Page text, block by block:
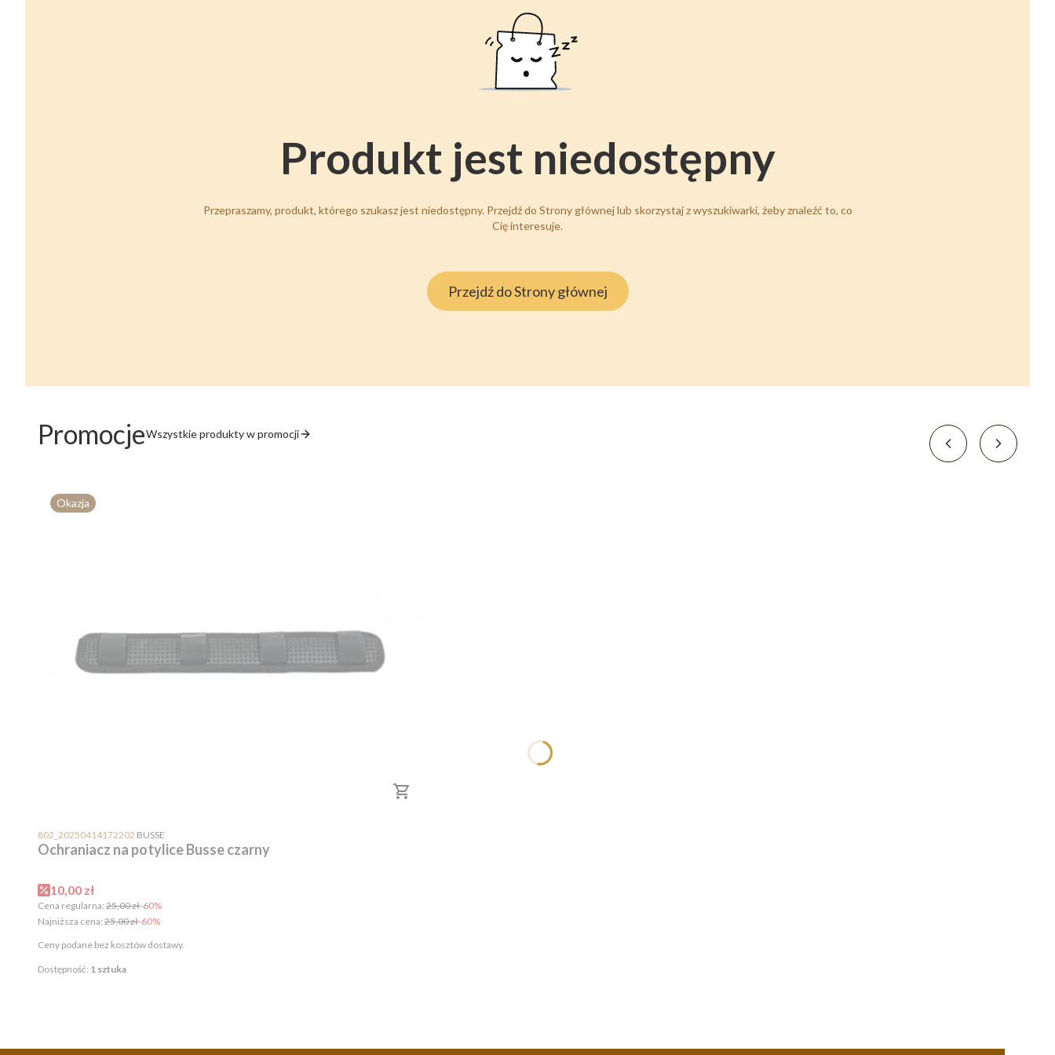
Produkt jest niedostępny
Przepraszamy, produkt, którego szukasz jest niedostępny. Przejdź do Strony głównej lub skorzystaj z wyszukiwarki, żeby znaleźć to, co
Cię interesuje.
Przejdź do Strony głównej
PromocjeWszystkie produkty w promocji
Okazja
802_20250414172202 PRODUCENT
BUSSE
Ochraniacz na potylice Busse czarny
Cena promocyjna
10,00 zł
Cena regularna: 25,00 zł-60%
Najniższa cena: 25,00 zł-60%
Ceny podane bez kosztów dostawy.
Dostępność: 1 sztuka